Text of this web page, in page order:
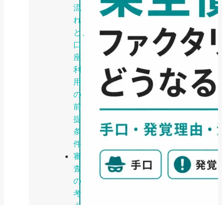
流
れ
と、
口
座
利
用
の
前
提
条
件
審
査
の
考